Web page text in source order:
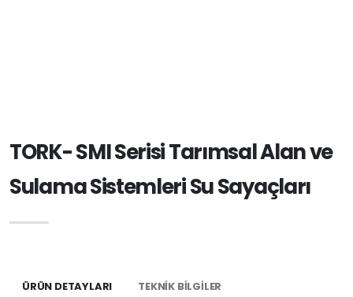
TORK- SMI Serisi Tarımsal Alan ve
Sulama Sistemleri Su Sayaçları
ÜRÜN DETAYLARI TEKNİK BİLGİLER